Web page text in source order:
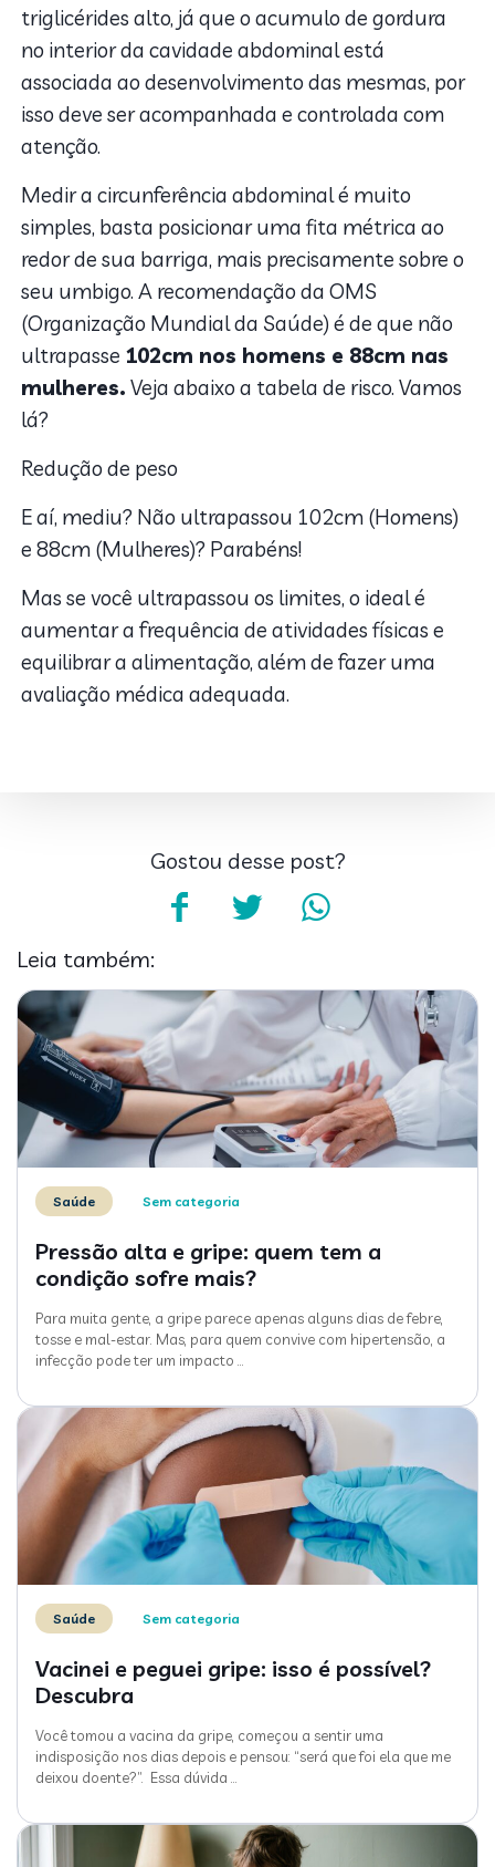
triglicérides alto, já que o acumulo de gordura
no interior da cavidade abdominal está
associada ao desenvolvimento das mesmas, por
isso deve ser acompanhada e controlada com
atenção.
Medir a circunferência abdominal é muito
simples, basta posicionar uma fita métrica ao
redor de sua barriga, mais precisamente sobre o
seu umbigo. A recomendação da OMS
(Organização Mundial da Saúde) é de que não
ultrapasse 102cm nos homens e 88cm nas
mulheres. Veja abaixo a tabela de risco. Vamos
lá?
Redução de peso
E aí, mediu? Não ultrapassou 102cm (Homens)
e 88cm (Mulheres)? Parabéns!
Mas se você ultrapassou os limites, o ideal é
aumentar a frequência de atividades físicas e
equilibrar a alimentação, além de fazer uma
avaliação médica adequada.
Gostou desse post?
Leia também:
Saúde Sem categoria
Pressão alta e gripe: quem tem a
condição sofre mais?
Para muita gente, a gripe parece apenas alguns dias de febre,
tosse e mal-estar. Mas, para quem convive com hipertensão, a
infecção pode ter um impacto
Saúde Sem categoria
Vacinei e peguei gripe: isso é possível?
Descubra
Você tomou a vacina da gripe, começou a sentir uma
indisposição nos dias depois e pensou: “será que foi ela que me
deixou doente?”. Essa dúvida